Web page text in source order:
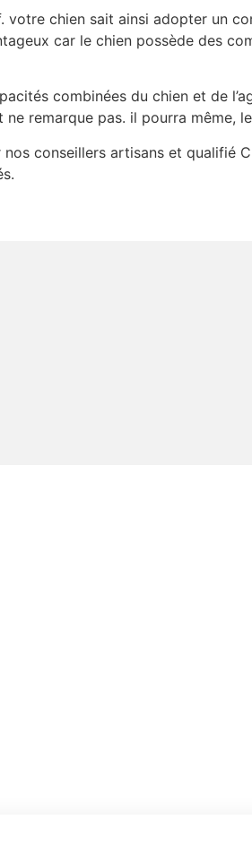
votre chien sait ainsi adopter un
car le chien possède des
combinées du chien et de
remarque pas. il pourra même,
conseillers artisans et qualifié